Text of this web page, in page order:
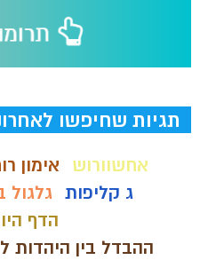
תגיות שחיפשו
אחשוורוש אימון
ג קליפות גלגול
הדף
ההבדל בין היהדות